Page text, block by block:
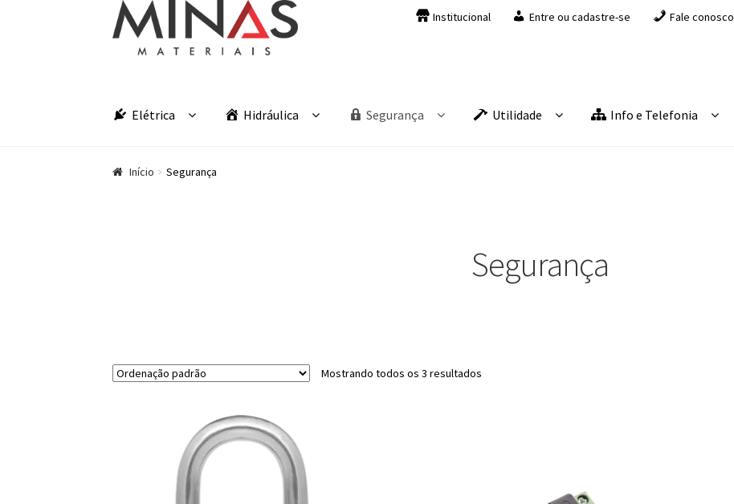
Pular para navegação
Pular para o conteúdo Institucional Entre ou cadastre-se Fale conosco
Elétrica Hidráulica Segurança Utilidade Info e Telefonia
Início Segurança
Segurança
Mostrando todos os 3 resultados